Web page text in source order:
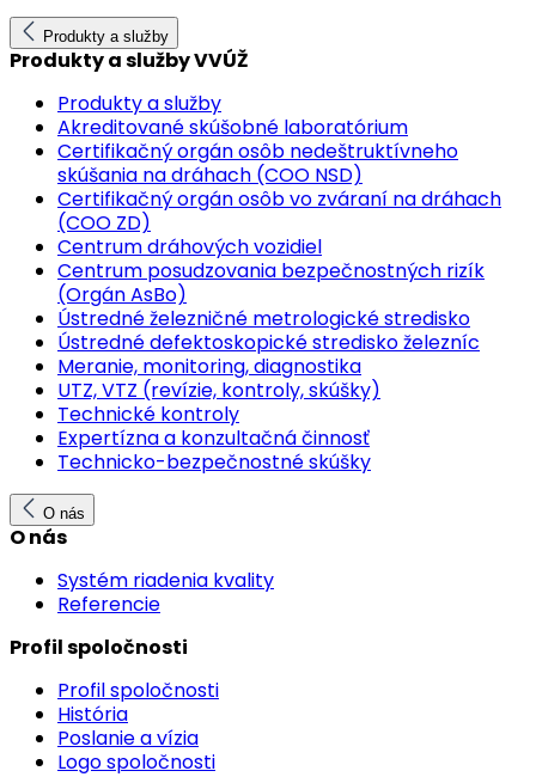
Produkty a služby
Produkty a služby VVÚŽ
Produkty a služby
Akreditované skúšobné laboratórium
Certifikačný orgán osôb nedeštruktívneho
skúšania na dráhach (COO NSD)
Certifikačný orgán osôb vo zváraní na dráhach
(COO ZD)
Centrum dráhových vozidiel
Centrum posudzovania bezpečnostných rizík
(Orgán AsBo)
Ústredné železničné metrologické stredisko
Ústredné defektoskopické stredisko železníc
Meranie, monitoring, diagnostika
UTZ, VTZ (revízie, kontroly, skúšky)
Technické kontroly
Expertízna a konzultačná činnosť
Technicko-bezpečnostné skúšky
O nás
O nás
Systém riadenia kvality
Referencie
Profil spoločnosti
Profil spoločnosti
História
Poslanie a vízia
Logo spoločnosti